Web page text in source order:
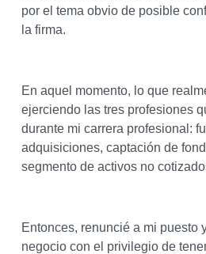
por el tema obvio de posible
la firma.
En aquel momento, lo que
ejerciendo las tres profesiones
durante mi carrera profesional:
adquisiciones, captación de
segmento de activos no
Entonces, renuncié a mi puesto
negocio con el privilegio de